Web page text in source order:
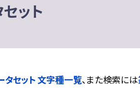
セット
タセット 文字種一覧、また検索には